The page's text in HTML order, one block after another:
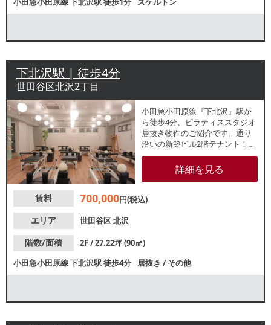
下北沢駅 | 徒歩4分
世田谷区北沢2丁目
小田急小田原線『下北沢』駅か
ら徒歩4分、ピラティススタジオ
居抜き物件のご紹介です。通り
沿いの新築ビル2階テナント！幅
広い客層が見込めるエリアで軽
飲食店や、美容系業態や物販店
にもおすすめです。諸条件等、
詳細を見る
賃料 700,000円(税込)
エリア
世田谷区北沢
階数/面積
2F / 27.22坪 (90㎡)
小田急小田原線下北沢駅徒歩4分 居抜き /その他